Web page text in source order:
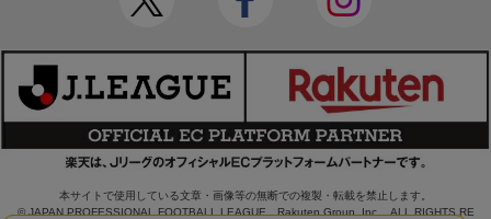
本サイトで使用している文章・画像等の無断での複製・転載を禁止します。
© JAPAN PROFESSIONAL FOOTBALL LEAGUE Rakuten Group, Inc. ALL RIGHTS RE